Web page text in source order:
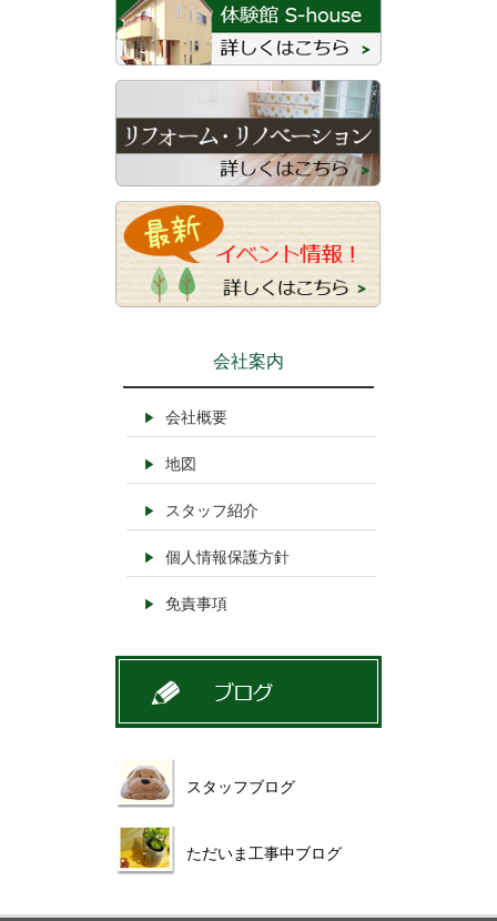
会社案内
会社概要
地図
スタッフ紹介
個人情報保護方針
免責事項
スタッフブログ
ただいま工事中ブログ